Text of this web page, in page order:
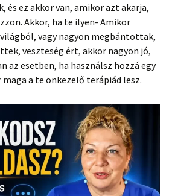
és ez akkor van, amikor azt akarja,
Akkor, ha te ilyen- Amikor
vagy nagyon megbántottak,
veszteség ért, akkor nagyon jó,
az esetben, ha használsz hozzá egy
a te önkezelő terápiád lesz.